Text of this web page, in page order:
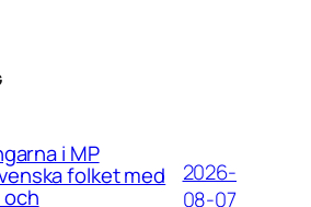
i MP
folket med
2026-
08-07